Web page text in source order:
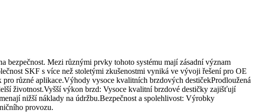
Mezi různými prvky tohoto systému mají zásadní význam
SKF s více než stoletými zkušenostmi vyniká ve vývoji řešení pro OE
různé aplikace.Výhody vysoce kvalitních brzdových destičekProdloužená
životnost.Vyšší výkon brzd: Vysoce kvalitní brzdové destičky zajišťují
nižší náklady na údržbu.Bezpečnost a spolehlivost: Výrobky
provozu.